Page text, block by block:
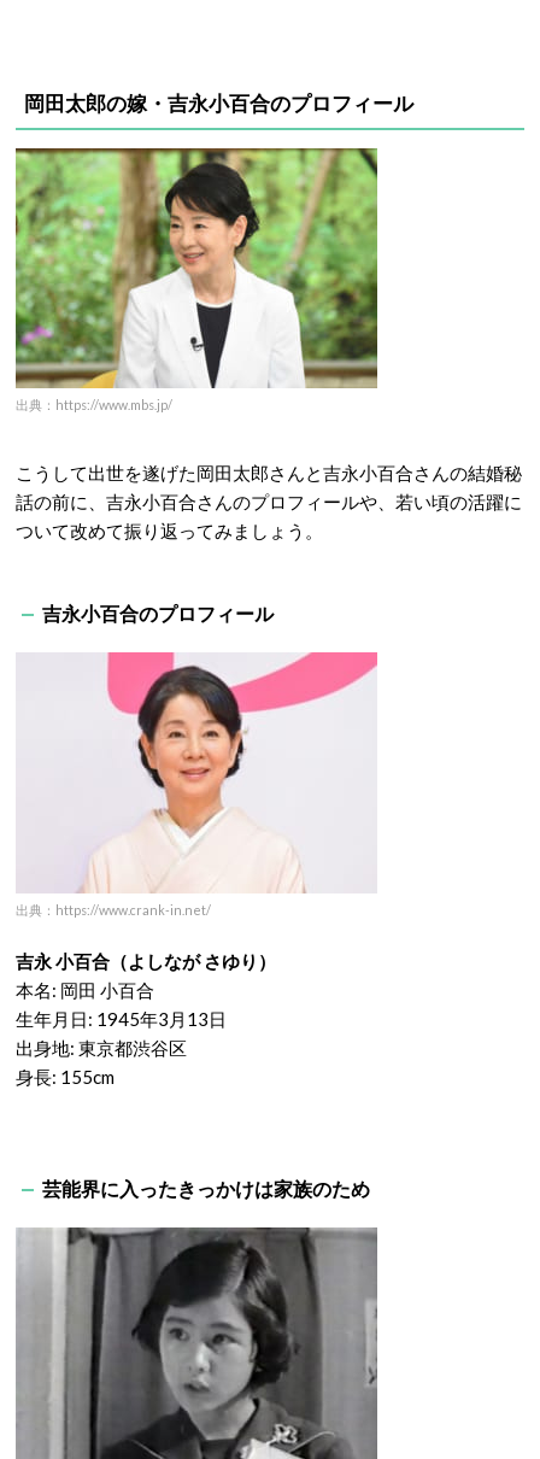
岡田太郎の嫁・吉永小百合のプロフィール
出典：https://www.mbs.jp/
こうして出世を遂げた岡田太郎さんと吉永小百合さんの結婚秘
話の前に、吉永小百合さんのプロフィールや、若い頃の活躍に
ついて改めて振り返ってみましょう。
吉永小百合のプロフィール
出典：https://www.crank-in.net/
吉永 小百合（よしなが さゆり）
本名: 岡田 小百合
生年月日: 1945年3月13日
出身地: 東京都渋谷区
身長: 155cm
芸能界に入ったきっかけは家族のため